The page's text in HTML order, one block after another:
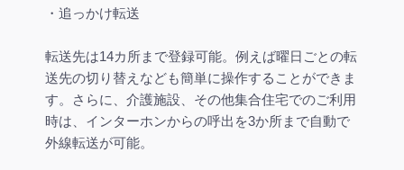
・追っかけ転送
転送先は14カ所まで登録可能。例えば曜日ごとの転
送先の切り替えなども簡単に操作することができま
す。さらに、介護施設、その他集合住宅でのご利用
時は、インターホンからの呼出を3か所まで自動で
外線転送が可能。